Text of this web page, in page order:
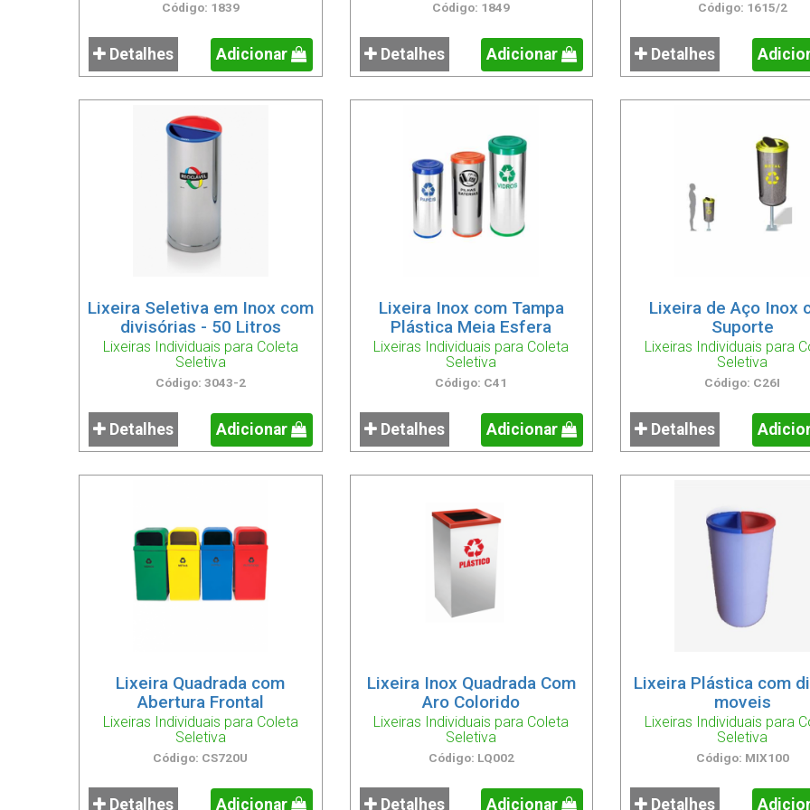
Código: 1839
Detalhes Adicionar
Código: 1849
Detalhes Adicionar
Código: 1615/2
Detalhes
Lixeira Seletiva em Inox com
divisórias - 50 Litros
Lixeiras Individuais para Coleta
Seletiva
Código: 3043-2
Detalhes Adicionar
Lixeira Inox com Tampa
Plástica Meia Esfera
Lixeiras Individuais para Coleta
Seletiva
Código: C41
Detalhes Adicionar
Lixeira de Aço Inox
Suporte
Lixeiras Individuais para
Seletiva
Código: C26I
Detalhes
Lixeira Quadrada com
Abertura Frontal
Lixeiras Individuais para Coleta
Seletiva
Código: CS720U
Detalhes Adicionar
Lixeira Inox Quadrada Com
Aro Colorido
Lixeiras Individuais para Coleta
Seletiva
Código: LQ002
Detalhes Adicionar
Lixeira Plástica com
moveis
Lixeiras Individuais para
Seletiva
Código: MIX100
Detalhes